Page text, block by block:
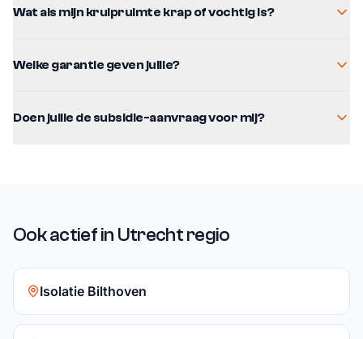
Wat als mijn kruipruimte krap of vochtig is?
Welke garantie geven jullie?
Doen jullie de subsidie-aanvraag voor mij?
Ook actief in Utrecht regio
Isolatie Bilthoven